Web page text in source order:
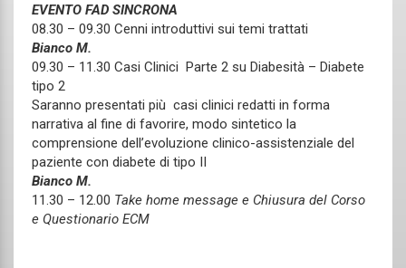
EVENTO FAD SINCRONA
08.30 – 09.30 Cenni introduttivi sui temi trattati
Bianco M.
09.30 – 11.30 Casi Clinici Parte 2 su Diabesità – Diabete
tipo 2
Saranno presentati più casi clinici redatti in forma
narrativa al fine di favorire, modo sintetico la
comprensione dell’evoluzione clinico-assistenziale del
paziente con diabete di tipo II
Bianco M.
11.30 – 12.00 Take home message e Chiusura del Corso
e Questionario ECM